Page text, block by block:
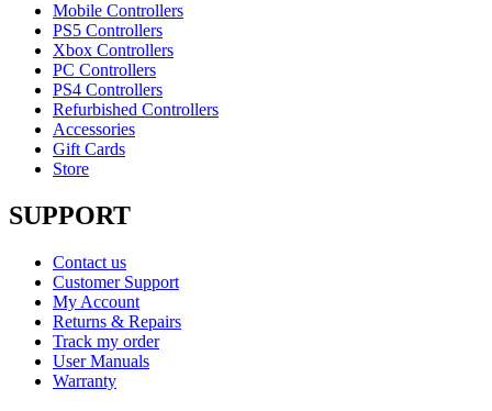
Mobile Controllers
PS5 Controllers
Xbox Controllers
PC Controllers
PS4 Controllers
Refurbished Controllers
Accessories
Gift Cards
Store
SUPPORT
Contact us
Customer Support
My Account
Returns & Repairs
Track my order
User Manuals
Warranty